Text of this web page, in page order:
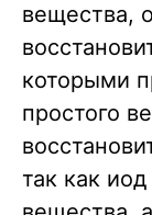
вещества,
которыми
простого
так как